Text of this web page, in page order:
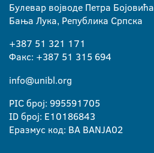
Булевар војводе Петра Бојовића
Бања Лука, Република Српска
+387 51 321 171
Факс: +387 51 315 694
info@unibl.org
PIC број: 995591705
ID број: E10186843
Еразмус код: BA BANJA02